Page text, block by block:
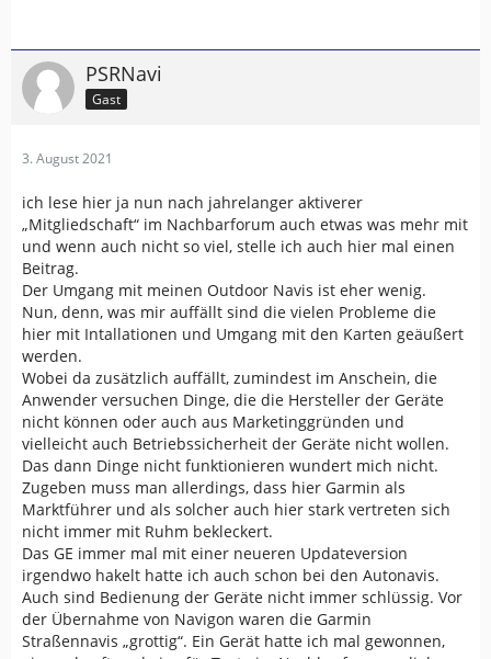
PSRNavi
Gast
3. August 2021
ich lese hier ja nun nach jahrelanger aktiverer
„Mitgliedschaft“ im Nachbarforum auch etwas was mehr mit
und wenn auch nicht so viel, stelle ich auch hier mal einen
Beitrag.
Der Umgang mit meinen Outdoor Navis ist eher wenig.
Nun, denn, was mir auffällt sind die vielen Probleme die
hier mit Intallationen und Umgang mit den Karten geäußert
werden.
Wobei da zusätzlich auffällt, zumindest im Anschein, die
Anwender versuchen Dinge, die die Hersteller der Geräte
nicht können oder auch aus Marketinggründen und
vielleicht auch Betriebssicherheit der Geräte nicht wollen.
Das dann Dinge nicht funktionieren wundert mich nicht.
Zugeben muss man allerdings, dass hier Garmin als
Marktführer und als solcher auch hier stark vertreten sich
nicht immer mit Ruhm bekleckert.
Das GE immer mal mit einer neueren Updateversion
irgendwo hakelt hatte ich auch schon bei den Autonavis.
Auch sind Bedienung der Geräte nicht immer schlüssig. Vor
der Übernahme von Navigon waren die Garmin
Straßennavis „grottig“. Ein Gerät hatte ich mal gewonnen,